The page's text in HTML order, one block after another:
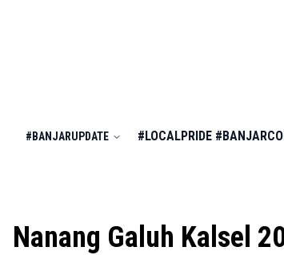
#BANJARUPDATE #LOCALPRIDE
Nanang Galuh Kalsel